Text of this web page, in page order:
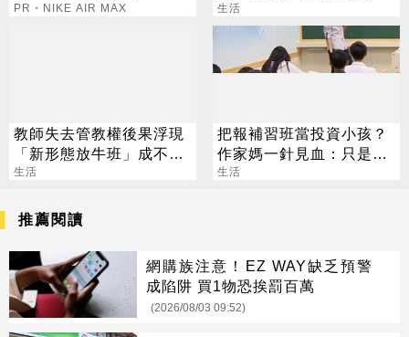
PR・NIKE AIR MAX
大加分
生活
教師失去管教權後果浮現
「新形態放牛班」成不可
說的秘密
生活
把報補習班當投資小孩？
作家媽一針見血：只是圖
心安
生活
推薦閱讀
網購族注意！EZ WAY缺乏預警
成陷阱 買1物恐挨罰百萬
(2026/08/03 09:52)